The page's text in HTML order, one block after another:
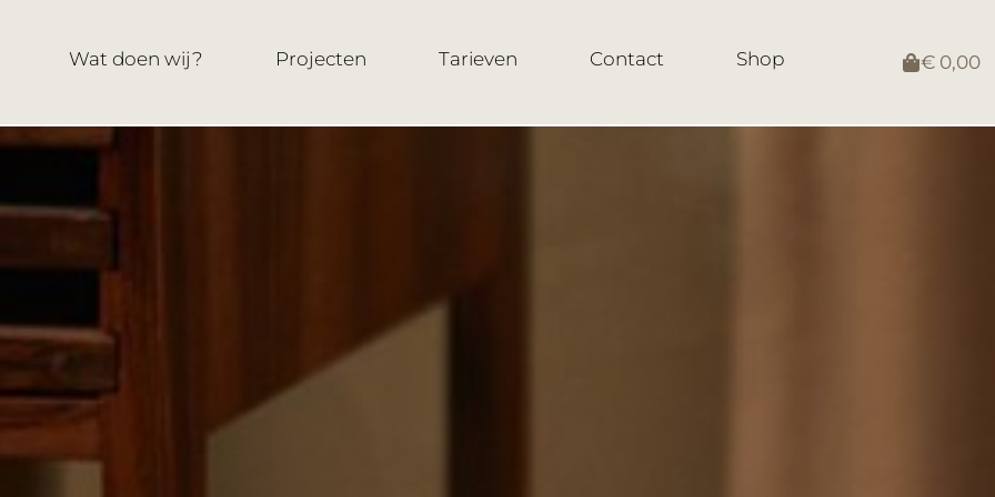
Wat doen wij? Projecten Tarieven Contact Shop €0,00